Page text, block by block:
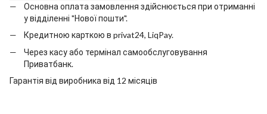
Основна оплата замовлення здійснюється при отриманні
у відділенні "Нової пошти".
Кредитною карткою в privat24, LiqPay.
Через касу або термінал самообслуговування
Приватбанк.
Гарантія від виробника від 12 місяців